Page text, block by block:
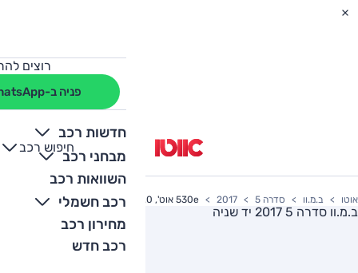
רוצים
פניה ב-WhatsApp
חדשות רכב
מבחני רכב
השוואות רכב
רכב חשמלי
מחירון רכב
רכב חדש
חיפוש רכב
+
-
אוטו ב.מ.וו סדרה 5 2017 530e אוט', 2.0 ל' טורבו הייבריד, Business
ב.מ.וו סדרה 5 2017 יד שניה